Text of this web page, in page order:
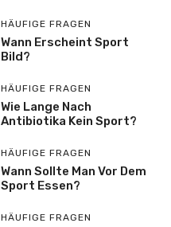
HÄUFIGE FRAGEN
Wann Erscheint Sport
Bild?
HÄUFIGE FRAGEN
Wie Lange Nach
Antibiotika Kein Sport?
HÄUFIGE FRAGEN
Wann Sollte Man Vor Dem
Sport Essen?
HÄUFIGE FRAGEN